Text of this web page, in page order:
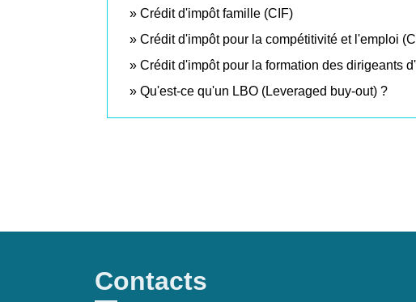
Crédit d'impôt famille (CIF)
Crédit d'impôt pour la compétitivité et l'emploi
Crédit d'impôt pour la formation des dirigeants
Qu'est-ce qu'un LBO (Leveraged buy-out) ?
Contacts